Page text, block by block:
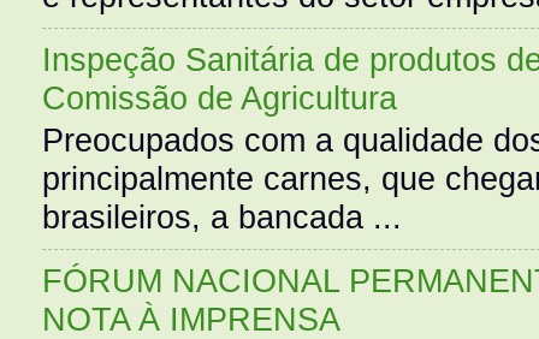
Inspeção Sanitária de produtos
Comissão de Agricultura
Preocupados com a qualidade
principalmente carnes, que
brasileiros, a bancada ...
FÓRUM NACIONAL
NOTA À IMPRENSA